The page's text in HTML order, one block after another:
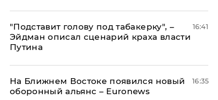
​"Подставит голову под табакерку", –
Эйдман описал сценарий краха власти
Путина
16:41
На Ближнем Востоке появился новый
оборонный альянс – Euronews
16:35